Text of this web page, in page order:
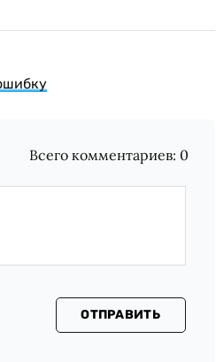
Всего комментариев: 0
ОТПРАВИТЬ